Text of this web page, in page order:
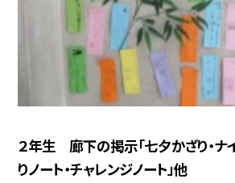
２年生 廊下の掲示「七夕かざり・ナ
りノート・チャレンジノート」他